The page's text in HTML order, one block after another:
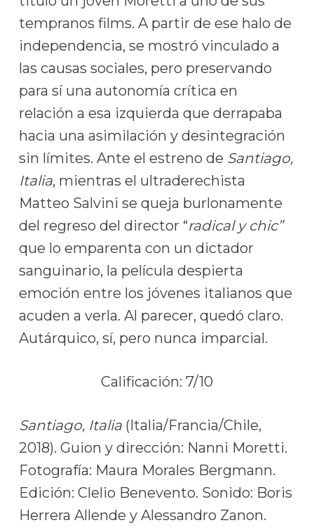
tempranos films. A partir de ese halo de
independencia, se mostró vinculado a
las causas sociales, pero preservando
para sí una autonomía crítica en
relación a esa izquierda que derrapaba
hacia una asimilación y desintegración
sin límites. Ante el estreno de Santiago,
Italia, mientras el ultraderechista
Matteo Salvini se queja burlonamente
del regreso del director “radical y chic”
que lo emparenta con un dictador
sanguinario, la película despierta
emoción entre los jóvenes italianos que
acuden a verla. Al parecer, quedó claro.
Autárquico, sí, pero nunca imparcial.
Calificación: 7/10
Santiago, Italia(Italia/Francia/Chile,
2018). Guion y dirección: Nanni Moretti.
Fotografía: Maura Morales Bergmann.
Edición: Clelio Benevento. Sonido: Boris
Herrera Allende y Alessandro Zanon.